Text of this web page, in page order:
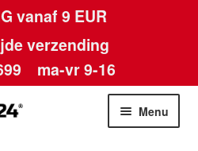
vanaf 9 EUR
verzending
ma-vr 9-16
Menu